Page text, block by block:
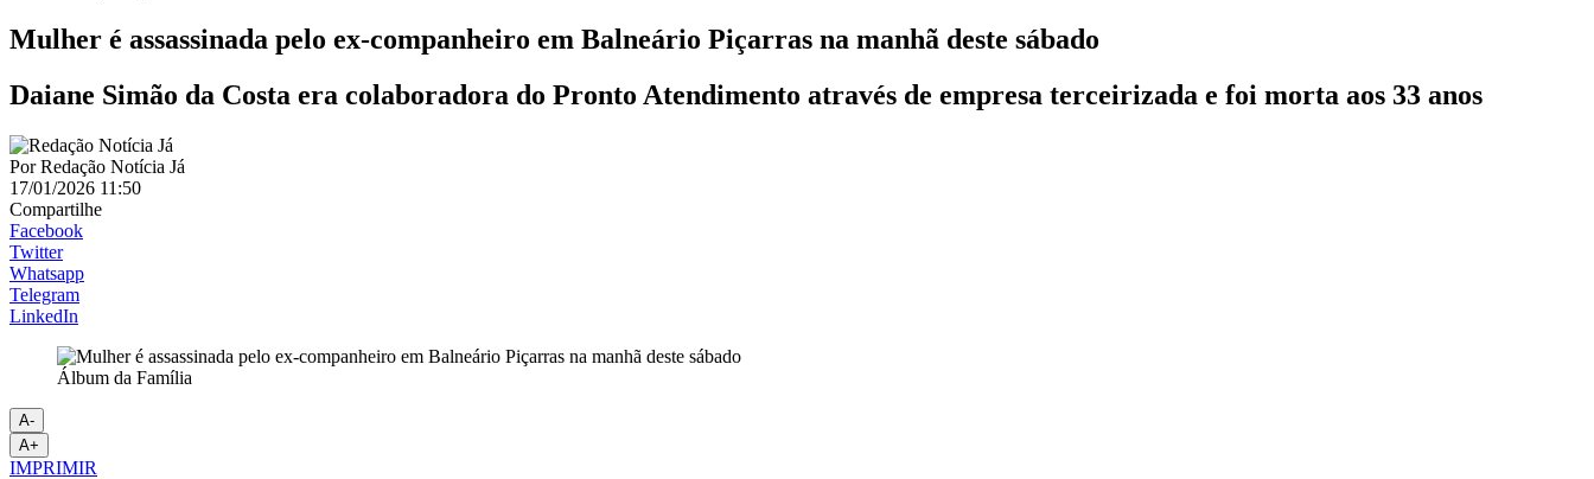
Mulher é assassinada pelo ex-companheiro em Balneário Piçarras na manhã deste sábado
Daiane Simão da Costa era colaboradora do Pronto Atendimento através de empresa terceirizada e foi morta aos 33 anos
PorRedação Notícia Já
17/01/2026 11:50
Compartilhe
Facebook
Twitter
Whatsapp
Telegram
LinkedIn
Álbum da Família
A-
A+
IMPRIMIR